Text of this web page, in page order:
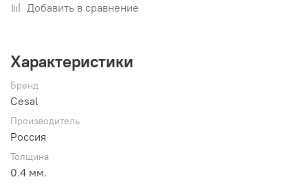
Добавить в сравнение
Характеристики
Бренд
Cesal
Производитель
Россия
Толщина
0.4 мм.